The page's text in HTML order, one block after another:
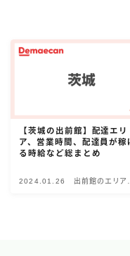
収入シミュレーター
配達員の体験談・口
お得に注文する
Uber Eatsの注文ガ
【茨城の出前館】配達エリ
ア、営業時間、配達員が稼
る時給など総まとめ
2024.01.26
出前館のエリア